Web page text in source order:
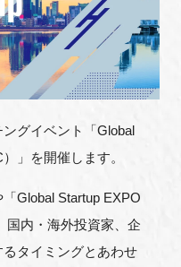
グイベント「Global
）」を開催します。
「Global Startup EXPO
国内・海外投資家、企
タイミングとあわせ